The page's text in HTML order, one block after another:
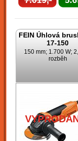
FEIN Úhlová
17-150
150 mm; 1.700 W;
rozběh